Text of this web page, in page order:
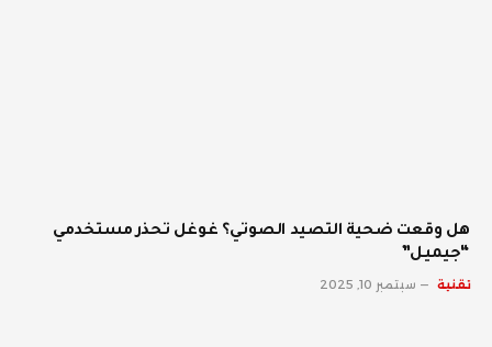
هل وقعت ضحية التصيد الصوتي؟ غوغل تحذر مستخدمي
“جيميل”
تقنية سبتمبر 10, 2025